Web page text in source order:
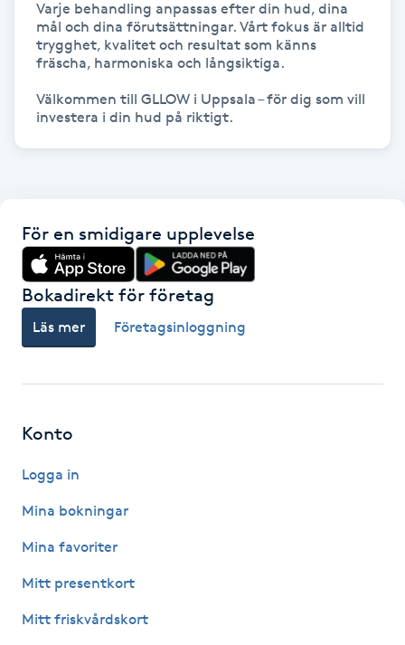
Idrottsmassage
IPL hårborttagning
Japansk massage
K18
Kinesiologi
Kiropraktik
Varje behandling anpassas efter din hud, dina
mål och dina förutsättningar. Vårt fokus är alltid
trygghet, kvalitet och resultat som känns
fräscha, harmoniska och långsiktiga.
Välkommen till GLLOW i Uppsala – för dig som vill
investera i din hud på riktigt.
För en smidigare upplevelse
Bokadirekt för företag
Läs mer Företagsinloggning
Konto
Logga in
Mina bokningar
Mina favoriter
Mitt presentkort
Mitt friskvårdskort